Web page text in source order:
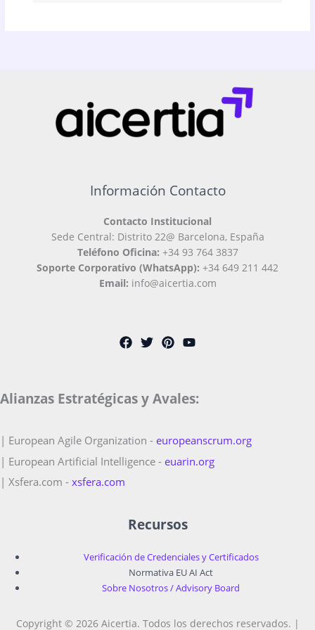
Información Contacto
Contacto Institucional
Sede Central: Distrito 22@ Barcelona, España
Teléfono Oficina: +34 93 764 3837
Soporte Corporativo (WhatsApp): +34 649 211 442
Email: info@aicertia.com
Alianzas Estratégicas y Avales:
| European Agile Organization - europeanscrum.org
| European Artificial Intelligence - euarin.org
| Xsfera.com - xsfera.com
Recursos
Verificación de Credenciales y Certificados
Normativa EU AI Act
Sobre Nosotros / Advisory Board
Copyright © 2026 Aicertia. Todos los derechos reservados. |